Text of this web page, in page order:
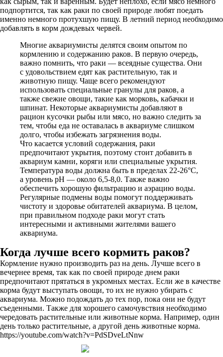
подпортится, так как раки по своей природе любят поедать
именно немного протухшую пищу. В летний период необходимо
добавлять в корм дождевых червей.
Многие аквариумисты делятся своим опытом по
кормлению и содержанию раков. В первую очередь,
важно помнить, что раки — всеядные существа. Они
с удовольствием едят как растительную, так и
животную пищу. Чаще всего рекомендуют
использовать специальные гранулы для раков, а
также свежие овощи, такие как морковь, кабачки и
шпинат. Некоторые аквариумисты добавляют в
рацион кусочки рыбы или мясо, но важно следить за
тем, чтобы еда не оставалась в аквариуме слишком
долго, чтобы избежать загрязнения воды.
Что касается условий содержания, раки
предпочитают укрытия, поэтому стоит добавить в
аквариум камни, коряги или специальные укрытия.
Температура воды должна быть в пределах 22-26°C,
а уровень pH — около 6,5-8,0. Также важно
обеспечить хорошую фильтрацию и аэрацию воды.
Регулярные подмены воды помогут поддерживать
чистоту и здоровье обитателей аквариума. В целом,
при правильном подходе раки могут стать
интересными и активными жителями вашего
аквариума.
Когда лучше всего кормить раков?
Кормление нужно производить раз на день. Лучше всего в
вечернее время, так как по своей природе днем раки
предпочитают прятаться в укромных местах. Если же в качестве
корма будут выступать овощи, то их не нужно убирать с
аквариума. Можно подождать до тех пор, пока они не будут
съеденными. Также для хорошего самочувствия необходимо
чередовать растительные или животные корма. Например, один
день только растительные, а другой день животные корма.
https://youtube.com/watch?v=PdSDveLtNnw